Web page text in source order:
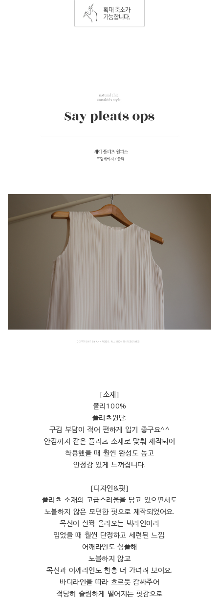
[소재]
폴리100%
플리츠원단.
구김 부담이 적어 편하게 입기 좋구요^^
안감까지 같은 플리츠 소재로 맞춰 제작되어
착용했을 때 훨씬 완성도 높고
안정감 있게 느껴집니다.
[디자인&핏]
플리츠 소재의 고급스러움을 담고 있으면서도
노블하지 않은 모던한 핏으로 제작되었어요.
목선이 살짝 올라오는 넥라인이라
입었을 때 훨씬 단정하고 세련된 느낌.
어깨라인도 심플해
노블하지 않고
목선과 어깨라인도 한층 더 가녀려 보여요.
바디라인을 따라 흐르듯 감싸주어
적당히 슬림하게 떨어지는 핏감으로